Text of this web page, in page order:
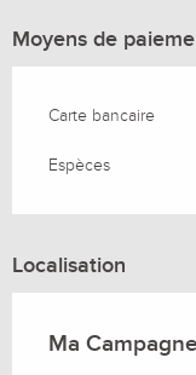
Moyens de
Carte bancaire
Espèces
Localisation
Ma Campagne